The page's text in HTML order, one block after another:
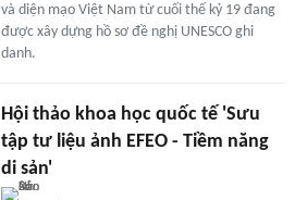
và diện mạo Việt Nam từ cuối thế kỷ 19 đang
được xây dựng hồ sơ đề nghị UNESCO ghi
danh.
Hội thảo khoa học quốc tế 'Sưu
tập tư liệu ảnh EFEO - Tiềm năng
di sản'